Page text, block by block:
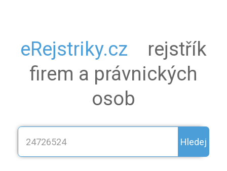
eRejstriky.cz
rejstřík
firem a právnických
osob
Hledej